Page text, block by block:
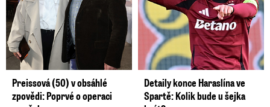
Preissová (50) v obsáhlé
zpovědi: Poprvé o operaci
Detaily konce Haraslína ve
Spartě: Kolik bude u šejka